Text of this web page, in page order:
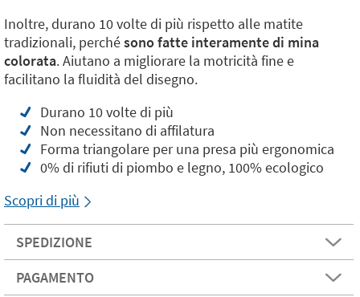
Inoltre, durano 10 volte di più rispetto alle matite
tradizionali, perchésono fatte interamente di mina
colorata. Aiutano a migliorare la motricità fine e
facilitano la fluidità del disegno.
Durano 10 volte di più
Non necessitano di affilatura
Forma triangolare per una presa più ergonomica
0% di rifiuti di piombo e legno, 100% ecologico
Scopri di più
SPEDIZIONE
PAGAMENTO